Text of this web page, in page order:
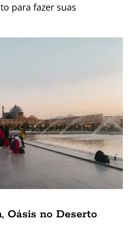
para fazer suas
Oásis no Deserto